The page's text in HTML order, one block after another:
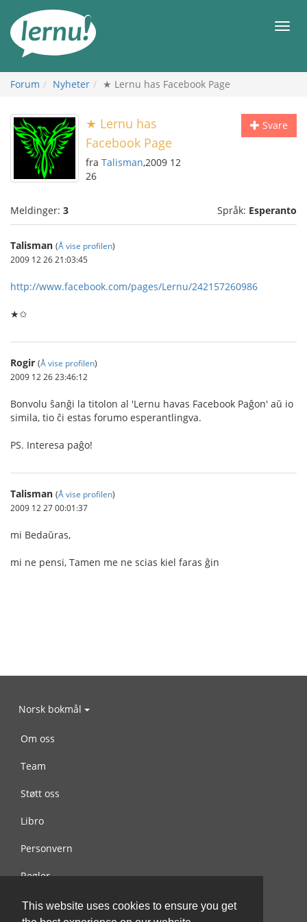
This website uses cookies to ensure you get
innholdet
Meny
Forum Nyheter ★ Lernu has Facebook Page
Svare
★ Lernu has
Facebook Page
fra Talisman,2009 12
26
Meldinger: 3 Språk: Esperanto
Talisman (Å vise profilen)
2009 12 26 21:03:45
http://www.facebook.com/pages/Lernu/242157260986
★✩
Rogir (Å vise profilen)
2009 12 26 23:46:12
Bonvolu ŝanĝi la titolon al 'Lernu havas Facebook Paĝon' aŭ io
simila, tio ĉi estas forumo esperantlingva.
PS. Interesa paĝo!
Talisman (Å vise profilen)
2009 12 27 00:01:37
mi Bedaŭras,
mi ne pensi, Tamen me ne scias kiel faras ĝin
Norsk bokmål
Om oss
Team
Støtt oss
Libro
Personvern
Regler
Kontakt oss